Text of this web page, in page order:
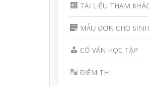
TÀI LIỆU THAM
MẪU ĐƠN CHO
CỐ VẤN HỌC TẬP
ĐIỂM THI